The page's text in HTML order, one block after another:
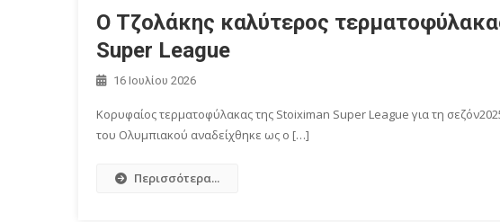
Ο Τζολάκης καλύτερος
Super League
16 Ιουλίου 2026
Κορυφαίος τερματοφύλακας της Stoiximan Super League για τη
του Ολυμπιακού αναδείχθηκε ως ο […]
Περισσότερα...